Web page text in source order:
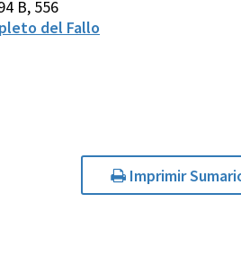
B, 556
del Fallo
Imprimir